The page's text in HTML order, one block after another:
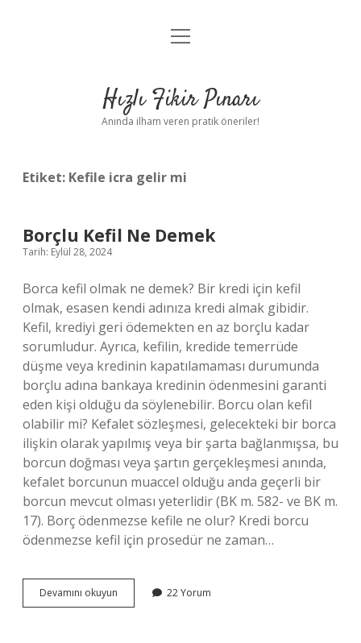
Anasayfa
Yasal Uyarı
menüyü
Hızlı Fikir Pınarı
Anında ilham veren pratik öneriler!
Etiket: Kefile icra gelir mi
Borçlu Kefil Ne Demek
Tarih: Eylül 28, 2024
Borca kefil olmak ne demek? Bir kredi için kefil
olmak, esasen kendi adınıza kredi almak gibidir.
Kefil, krediyi geri ödemekten en az borçlu kadar
sorumludur. Ayrıca, kefilin, kredide temerrüde
düşme veya kredinin kapatılamaması durumunda
borçlu adına bankaya kredinin ödenmesini garanti
eden kişi olduğu da söylenebilir. Borcu olan kefil
olabilir mi? Kefalet sözleşmesi, gelecekteki bir borca
​​ilişkin olarak yapılmış veya bir şarta bağlanmışsa, bu
borcun doğması veya şartın gerçekleşmesi anında,
kefalet borcunun muaccel olduğu anda geçerli bir
borcun mevcut olması yeterlidir (BK m. 582- ve BK m.
17). Borç ödenmezse kefile ne olur? Kredi borcu
ödenmezse kefil için prosedür ne zaman…
Devamını okuyun
Kefil
22 Yorum